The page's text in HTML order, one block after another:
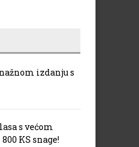
izdanju s
s većom
KS snage!